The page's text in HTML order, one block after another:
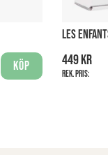
Köp
LES
449 kr
Rek. pris: